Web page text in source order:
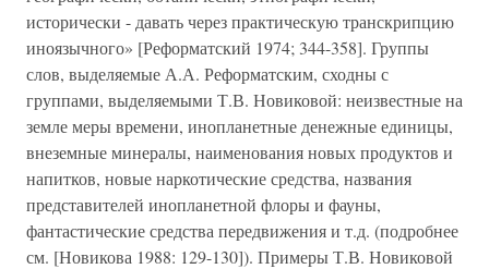
исторически - давать через практическую транскрипцию
иноязычного» [Реформатский 1974; 344-358]. Группы
слов, выделяемые А.А. Реформатским, сходны с
группами, выделяемыми Т.В. Новиковой: неизвестные на
земле меры времени, инопланетные денежные единицы,
внеземные минералы, наименования новых продуктов и
напитков, новые наркотические средства, названия
представителей инопланетной флоры и фауны,
фантастические средства передвижения и т.д. (подробнее
см. [Новикова 1988: 129-130]). Примеры Т.В. Новиковой